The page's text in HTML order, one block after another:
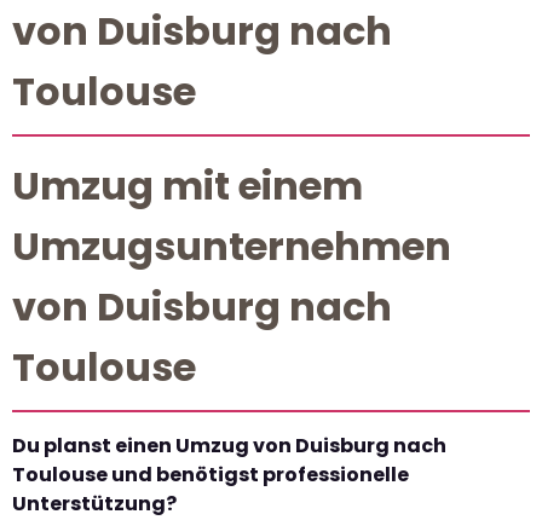
von Duisburg nach
Toulouse
Umzug mit einem
Umzugsunternehmen
von Duisburg nach
Toulouse
Du planst einen Umzug von Duisburg nach
Toulouse und benötigst professionelle
Unterstützung?